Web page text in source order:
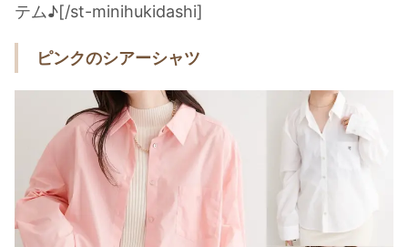
テム♪[/st-minihukidashi]
ピンクのシアーシャツ